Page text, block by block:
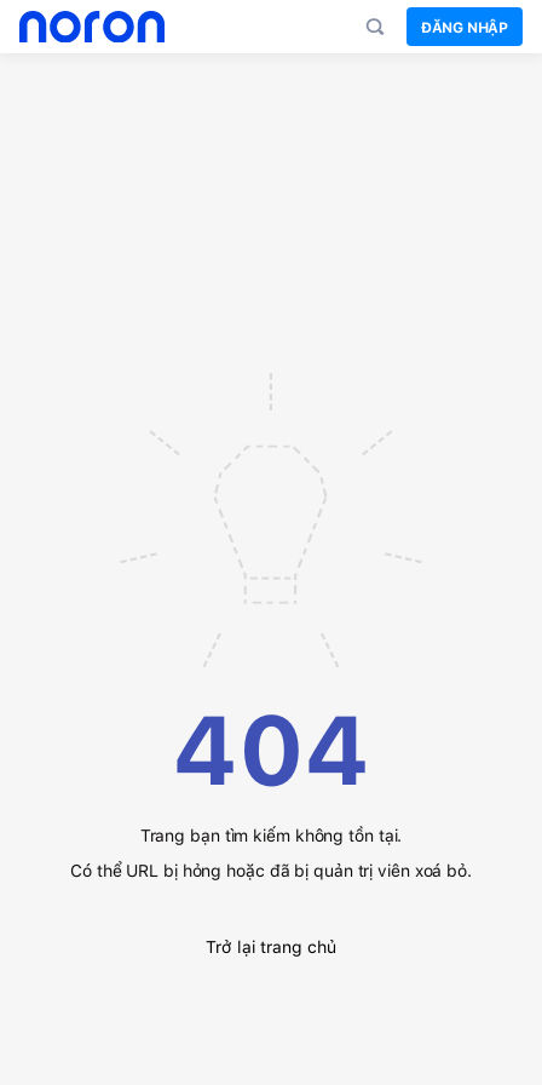
ĐĂNG NHẬP
404
Trang bạn tìm kiếm không tồn tại.
Có thể URL bị hỏng hoặc đã bị quản trị viên xoá bỏ.
Trở lại trang chủ